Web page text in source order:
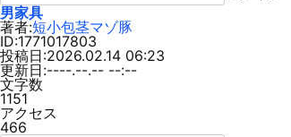
男家具
著者:短小包茎マゾ豚
ID:1771017803
投稿日:2026.02.14 06:23
更新日:----.--.-- --:--
文字数
1151
アクセス
466